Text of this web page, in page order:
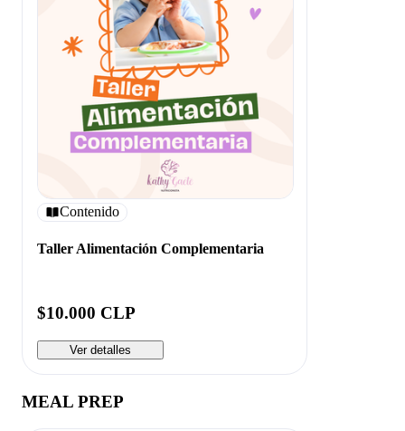
Contenido
Taller Alimentación Complementaria
$10.000 CLP
Ver detalles
MEAL PREP